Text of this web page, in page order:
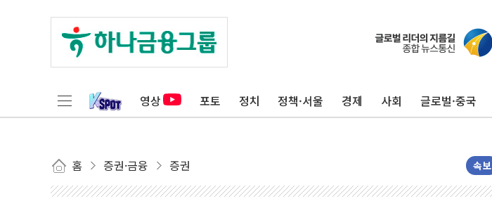
영상 포토 정치 정책·서울 경제 사회 글로벌·중국
홈 증권·금융 증권 속보